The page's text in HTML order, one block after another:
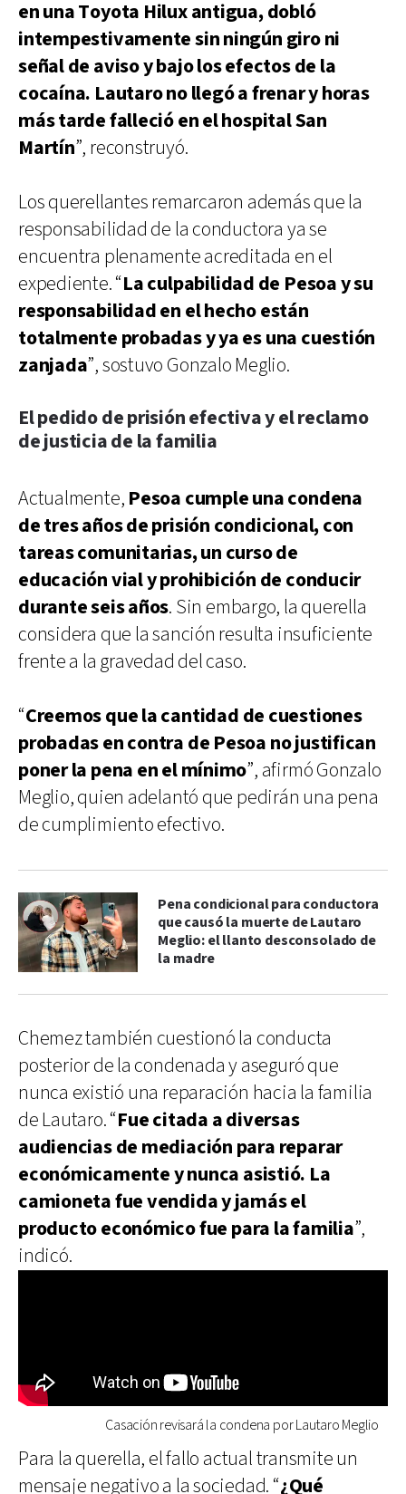
en una Toyota Hilux antigua, dobló
intempestivamente sin ningún giro ni
señal de aviso y bajo los efectos de la
cocaína. Lautaro no llegó a frenar y horas
más tarde falleció en el hospital San
Martín”, reconstruyó.
Los querellantes remarcaron además que la
responsabilidad de la conductora ya se
encuentra plenamente acreditada en el
expediente. “La culpabilidad de Pesoa y su
responsabilidad en el hecho están
totalmente probadas y ya es una cuestión
zanjada”, sostuvo Gonzalo Meglio.
El pedido de prisión efectiva y el reclamo
de justicia de la familia
Actualmente, Pesoa cumple una condena
de tres años de prisión condicional, con
tareas comunitarias, un curso de
educación vial y prohibición de conducir
durante seis años. Sin embargo, la querella
considera que la sanción resulta insuficiente
frente a la gravedad del caso.
“Creemos que la cantidad de cuestiones
probadas en contra de Pesoa no justifican
poner la pena en el mínimo”, afirmó Gonzalo
Meglio, quien adelantó que pedirán una pena
de cumplimiento efectivo.
Pena condicional para conductora
que causó la muerte de Lautaro
Meglio: el llanto desconsolado de
la madre
Chemez también cuestionó la conducta
posterior de la condenada y aseguró que
nunca existió una reparación hacia la familia
de Lautaro. “Fue citada a diversas
audiencias de mediación para reparar
económicamente y nunca asistió. La
camioneta fue vendida y jamás el
producto económico fue para la familia”,
indicó.
Casación revisará la condena por Lautaro Meglio
Para la querella, el fallo actual transmite un
mensaje negativo a la sociedad. “¿Qué